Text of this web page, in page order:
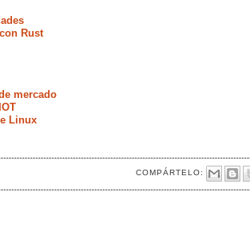
Rust
mercado
Linux
COMPÁRTELO: